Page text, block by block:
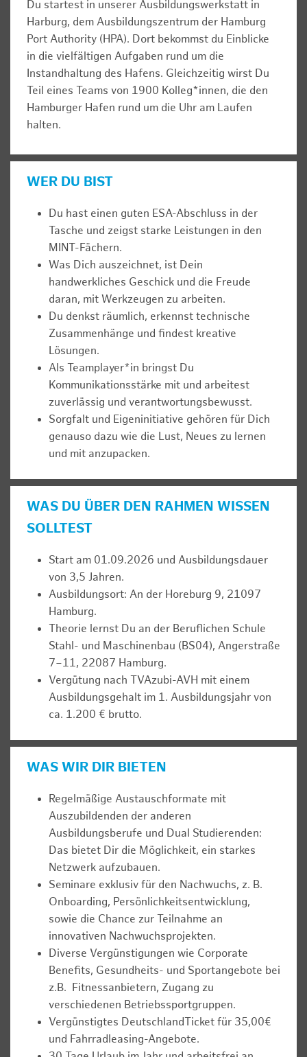
Du startest in unserer Ausbildungswerkstatt in
Harburg, dem Ausbildungszentrum der Hamburg
Port Authority (HPA). Dort bekommst du Einblicke
in die vielfältigen Aufgaben rund um die
Instandhaltung des Hafens. Gleichzeitig wirst Du
Teil eines Teams von 1900 Kolleg*innen, die den
Hamburger Hafen rund um die Uhr am Laufen
halten.
WER DU BIST
Du hast einen guten ESA-Abschluss in der
Tasche und zeigst starke Leistungen in den
MINT-Fächern.
Was Dich auszeichnet, ist Dein
handwerkliches Geschick und die Freude
daran, mit Werkzeugen zu arbeiten.
Du denkst räumlich, erkennst technische
Zusammenhänge und findest kreative
Lösungen.
Als Teamplayer*in bringst Du
Kommunikationsstärke mit und arbeitest
zuverlässig und verantwortungsbewusst.
Sorgfalt und Eigeninitiative gehören für Dich
genauso dazu wie die Lust, Neues zu lernen
und mit anzupacken.
WAS DU ÜBER DEN RAHMEN WISSEN
SOLLTEST
Start am 01.09.2026 und Ausbildungsdauer
von 3,5 Jahren.
Ausbildungsort: An der Horeburg 9, 21097
Hamburg.
Theorie lernst Du an der Beruflichen Schule
Stahl- und Maschinenbau (BS04), Angerstraße
7–11, 22087 Hamburg.
Vergütung nach TVAzubi-AVH mit einem
Ausbildungsgehalt im 1. Ausbildungsjahr von
ca. 1.200 € brutto.
WAS WIR DIR BIETEN
Regelmäßige Austauschformate mit
Auszubildenden der anderen
Ausbildungsberufe und Dual Studierenden:
Das bietet Dir die Möglichkeit, ein starkes
Netzwerk aufzubauen.
Seminare exklusiv für den Nachwuchs, z. B.
Onboarding, Persönlichkeitsentwicklung,
sowie die Chance zur Teilnahme an
innovativen Nachwuchsprojekten.
Diverse Vergünstigungen wie Corporate
Benefits, Gesundheits- und Sportangebote bei
z.B. Fitnessanbietern, Zugang zu
verschiedenen Betriebssportgruppen.
Vergünstigtes DeutschlandTicket für 35,00€
und Fahrradleasing-Angebote.